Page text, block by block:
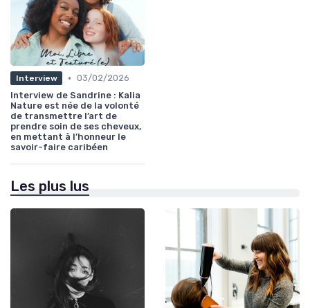
Interview • 03/02/2026
Interview de Sandrine : Kalia
Nature est née de la volonté
de transmettre l’art de
prendre soin de ses cheveux,
en mettant à l’honneur le
savoir-faire caribéen
Les plus lus